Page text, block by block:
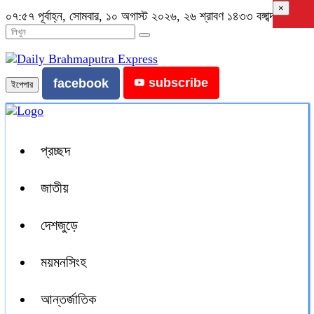
০৭:৫৭ পূর্বাহ্ন, সোমবার, ১০ অগাস্ট ২০২৬, ২৬ শ্রাবণ ১৪৩৩ বঙ্গাব্দ
ইপেপার facebook subscribe
প্রচ্ছদ
জাতীয়
দেশজুড়ে
ময়মনসিংহ
আন্তর্জাতিক
×